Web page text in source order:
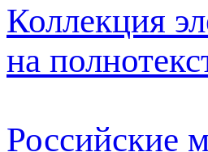
Коллекция
на
Российские